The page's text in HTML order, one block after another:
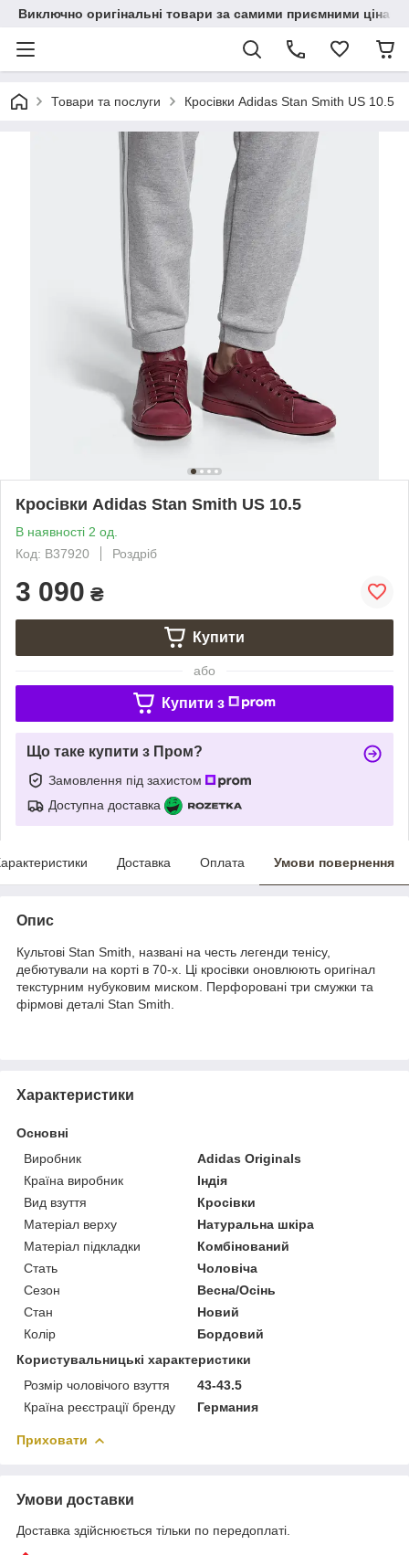
Виключно оригінальні товари за самими приємними
Товари та послуги Кросівки Adidas Stan Smith US 10.5
Кросівки Adidas Stan Smith US 10.5
В наявності 2 од.
Код: B37920
Роздріб
3 090 ₴
Купити
або
Купити з
Що таке купити з Пром?
Замовлення під захистом
Доступна доставка
Доставка Оплата Умови повернення
Опис
Культові Stan Smith, названі на честь легенди тенісу,
дебютували на корті в 70-х. Ці кросівки оновлюють оригінал
текстурним нубуковим миском. Перфоровані три смужки та
фірмові деталі Stan Smith.
Характеристики
Основні
Виробник
Adidas Originals
Країна виробник
Індія
Вид взуття
Кросівки
Матеріал верху
Натуральна шкіра
Матеріал підкладки
Комбінований
Стать
Чоловіча
Сезон
Весна/Осінь
Стан
Новий
Колір
Бордовий
Користувальницькі характеристики
Розмір чоловічого взуття
43-43.5
Країна реєстрації бренду
Германия
Приховати
Умови доставки
Доставка здійснюється тільки по передоплаті.